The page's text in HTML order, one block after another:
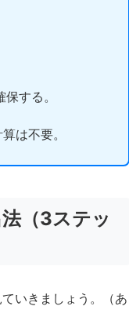
する。
は不要。
（3ステッ
いきましょう。（あ